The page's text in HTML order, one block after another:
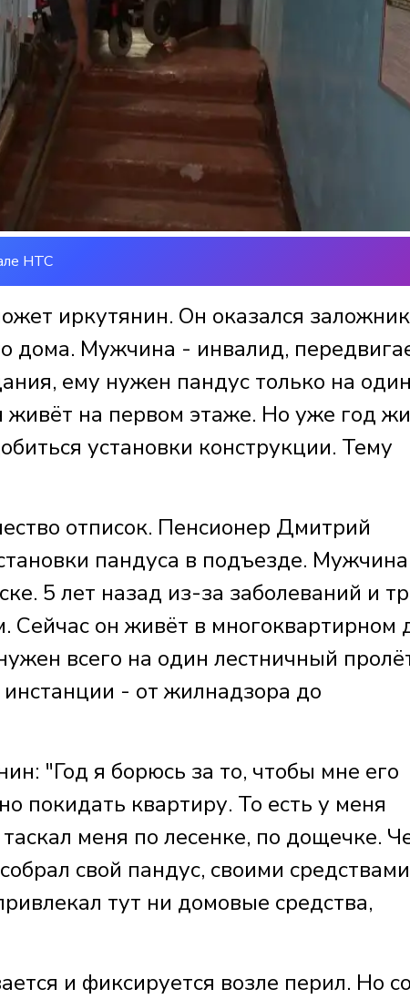
НТС
иркутянин. Он оказался
дома. Мужчина - инвалид,
ему нужен пандус только на один
живёт на первом этаже. Но уже год
установки конструкции. Тему
отписок. Пенсионер Дмитрий
пандуса в подъезде. Мужчина
5 лет назад из-за заболеваний и
Сейчас он живёт в многоквартирном
всего на один лестничный
- от жилнадзора до
"Год я борюсь за то, чтобы мне его
покидать квартиру. То есть у меня
меня по лесенке, по дощечке.
свой пандус, своими
тут ни домовые средства,
и фиксируется возле перил. Но